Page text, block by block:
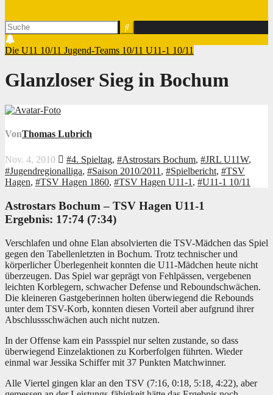
Die U11 10/11 Jugend-Teams 10/11 U11-1 10/11
Glanzloser Sieg in Bochum
VonThomas Lubrich
Nov. 4, 2010 #4. Spieltag, #Astrostars Bochum, #JRL U11W,
#Jugendregionalliga, #Saison 2010/2011, #Spielbericht, #TSV
Hagen, #TSV Hagen 1860, #TSV Hagen U11-1, #U11-1 10/11
Astrostars Bochum – TSV Hagen U11-1
Ergebnis: 17:74 (7:34)
Verschlafen und ohne Elan absolvierten die TSV-Mädchen das Spiel
gegen den Tabellenletzten in Bochum. Trotz technischer und
körperlicher Überlegenheit konnten die U11-Mädchen heute nicht
überzeugen. Das Spiel war geprägt von Fehlpässen, vergebenen
leichten Korblegern, schwacher Defense und Reboundschwächen.
Die kleineren Gastgeberinnen holten überwiegend die Rebounds
unter dem TSV-Korb, konnten diesen Vorteil aber aufgrund ihrer
Abschlussschwächen auch nicht nutzen.
In der Offense kam ein Passspiel nur selten zustande, so dass
überwiegend Einzelaktionen zu Korberfolgen führten. Wieder
einmal war Jessika Schiffer mit 37 Punkten Matchwinner.
Alle Viertel gingen klar an den TSV (7:16, 0:18, 5:18, 4:22), aber